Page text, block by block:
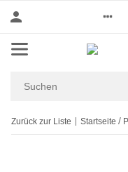
Zurück zur Liste Startseite